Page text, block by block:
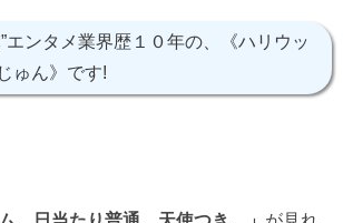
”エンタメ業界歴１０年の、《ハリウッ
ゅん》です!